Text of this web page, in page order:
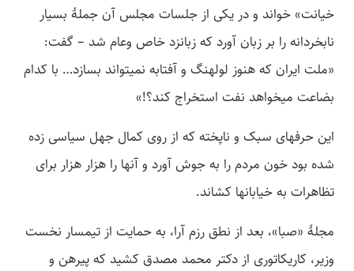
خیانت» خواند و در یکی از جلسات مجلس آن جملۀ بسیار
نابخردانه را بر زبان آورد که زبانزد خاص وعام شد – گفت:
«ملت ایران که هنوز لولهنگ و آفتابه نمی­تواند بسازد… با کدام
بضاعت می­خواهد نفت استخراج کند؟!»
این حرف­های سبک و ناپخته که از روی کمال جهل سیاسی زده
شده بود خون مردم را به جوش آورد و آنها را هزار هزار برای
تظاهرات به خیابان­ها کشاند.
مجلۀ «صبا»، بعد از نطق رزم آرا، به حمایت از تیمسار نخست
وزیر، کاریکاتوری از دکتر محمد مصدق کشید که پیرهن و